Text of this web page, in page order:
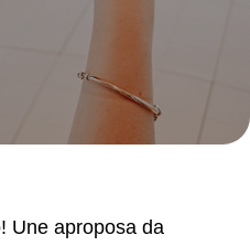
Une aproposa da